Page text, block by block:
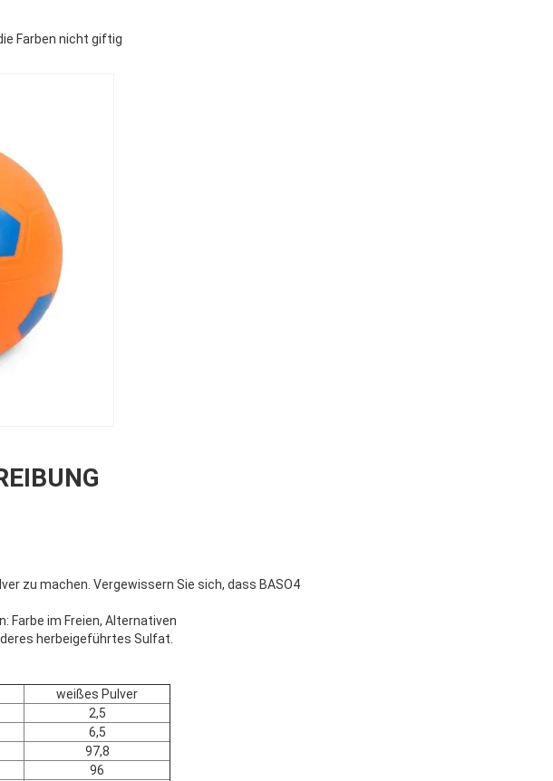
Farben nicht giftig
zu machen. Vergewissern Sie sich, dass BASO4
Farbe im Freien, Alternativen
herbeigeführtes Sulfat.
weißes Pulver
2,5
6,5
97,8
96